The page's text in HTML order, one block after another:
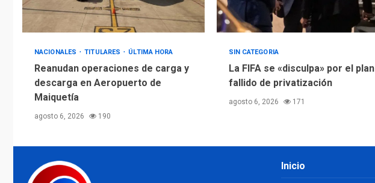
NACIONALES TITULARES ÚLTIMA HORA
Reanudan operaciones de carga y
descarga en Aeropuerto de
Maiquetía
agosto 6, 2026 190
SIN CATEGORIA
La FIFA se «disculpa» por el plan
fallido de privatización
agosto 6, 2026 171
Inicio